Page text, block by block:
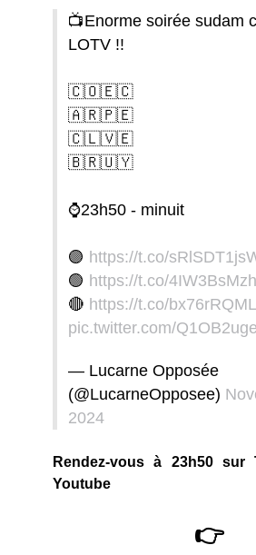
📺Enorme soirée sudam
LOTV !!
🇨🇴🇪🇨
🇦🇷🇵🇪
🇨🇱🇻🇪
🇧🇷🇺🇾
⌚️23h50 - minuit
🟣 https://t.co/
🟢 https://t.co/
🔴 https://t.co/
pic.twitter.com/
— Lucarne Opposée
(@LucarneOpposee)
2024
Rendez-vous à 23h50 sur
Youtube
👉